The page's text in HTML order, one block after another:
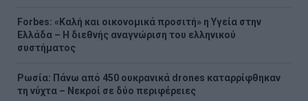
Forbes: «Καλή και οικονομικά προσιτή» η Υγεία στην
Ελλάδα – Η διεθνής αναγνώριση του ελληνικού
συστήματος
Ρωσία: Πάνω από 450 ουκρανικά drones καταρρίφθηκαν
τη νύχτα – Νεκροί σε δύο περιφέρειες